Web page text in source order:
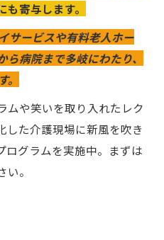
寄与します。
サービスや有料老人ホー
病院まで多岐にわたり、
ムや笑いを取り入れたレク
した介護現場に新風を吹き
ログラムを実施中。まずは
。